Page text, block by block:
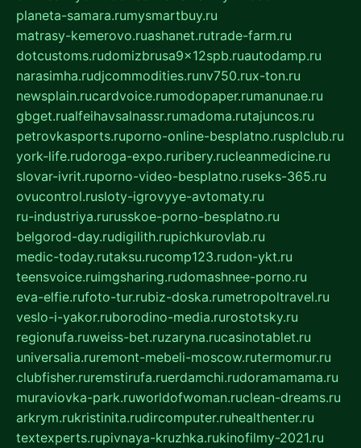
planeta-samara.rumysmartbuy.ru
matrasy-kemerovo.ruashanet.rutrade-farm.ru
dotcustoms.rudomizbrusa9x12spb.ruautodamp.ru
narasimha.rudjcommodities.runv750.rux-ton.ru
newsplain.rucardvoice.rumodopaper.rumanunae.ru
gbget.rualfeihavsalnassr.rumadoma.rutajuncos.ru
petrovkasports.ruporno-online-besplatno.rusplclub.ru
york-life.rudoroga-expo.ruribery.rucleanmedicine.ru
slovar-ivrit.ruporno-video-besplatno.ruseks-365.ru
ovucontrol.rusloty-igrovyye-avtomaty.ru
ru-industriya.rurusskoe-porno-besplatno.ru
belgorod-day.rudigilith.rupichkurovlab.ru
medic-today.rutaksu.rucomp123.rudon-ykt.ru
teensvoice.ruimgsharing.rudomashnee-porno.ru
eva-elfie.rufoto-tur.rubiz-doska.rumetropoltravel.ru
veslo-i-yakor.ruborodino-media.rurostotsky.ru
regionufa.ruweiss-bet.ruzaryna.rucasinotablet.ru
universalia.ruremont-mebeli-moscow.rutermomur.ru
clubfisher.ruremstirufa.ruerdamchi.rudoramamama.ru
muraviovka-park.ruworldofwoman.ruclean-dreams.ru
arkrym.rukristinita.rudircomputer.ruhealthenter.ru
textexperts.rupivnaya-kruzhka.rukinofilmy-2021.ru